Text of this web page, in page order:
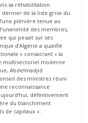
sa réhabilitation
de la liste grise du
plénière tenue au
des membres,
qui pesait sur ses
d’Algérie a qualifié
» consacrant « la
multisectoriel moderne
Abdelmadjid
des ministres réuni
reconnaissance
définitivement
du blanchiment
de capitaux ».